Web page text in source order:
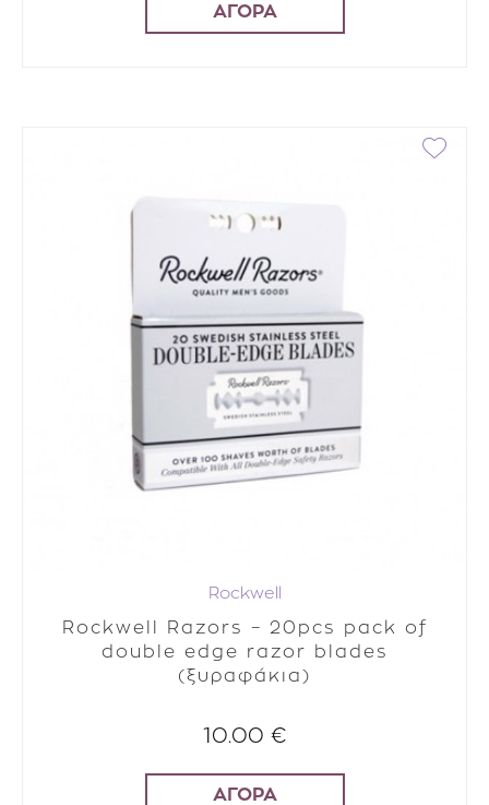
ΑΓΟΡΑ
Rockwell
Rockwell Razors – 20pcs pack of
double edge razor blades
(ξυραφάκια)
10.00 €
ΑΓΟΡΑ